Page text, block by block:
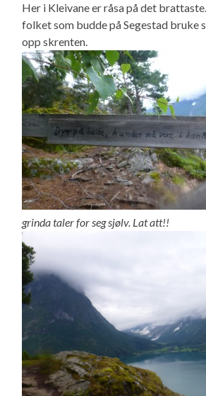
Her i Kleivane er råsa på det
folket som budde på Segestad bruke
opp skrenten.
grinda taler for seg sjølv. Lat att!!